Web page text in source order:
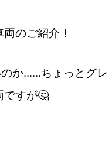
のご紹介！
か……ちょっとグレ
ですが🤔